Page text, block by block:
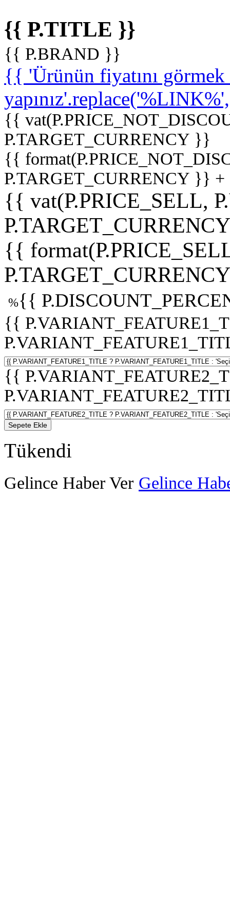
{{ P.TITLE }}
{{ P.BRAND }}
{{ 'Ürünün fiyatını
{{
P.TARGET_CURRENCY }}
{{
P.TARGET_CURRENCY }}
{{ vat(P.PRICE_SELL,
{{
%{{
{{
{{
Sepete Ekle
Tükendi
Gelince Haber Ver Gelince